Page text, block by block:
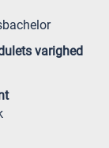
varighed